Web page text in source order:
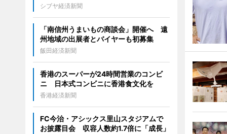
シブヤ経済新聞
「南信州うまいもの商談会」開催へ 遠
州地域の出展者とバイヤーも初募集
飯田経済新聞
香港のスーパーが24時間営業のコンビ
ニ 日本式コンビニに香港食文化を
香港経済新聞
FC今治・アシックス里山スタジアムで
お披露目会 収容人数約1.7倍に「成長」